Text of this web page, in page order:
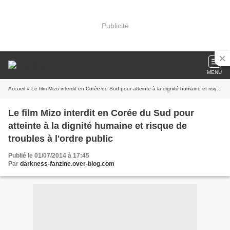
Publicité
MENU
Accueil » Le film Mizo interdit en Corée du Sud pour atteinte à la dignité humaine et risque de troubles à l'ordre public
Le film Mizo interdit en Corée du Sud pour
atteinte à la dignité humaine et risque de
troubles à l'ordre public
Publié le 01/07/2014 à 17:45
Par darkness-fanzine.over-blog.com